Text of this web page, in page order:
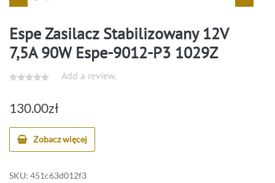
Espe Zasilacz Stabilizowany 12V
7,5A 90W Espe-9012-P3 1029Z
Add a review.
130.00zł
Zobacz więcej
SKU: 451c63d012f3